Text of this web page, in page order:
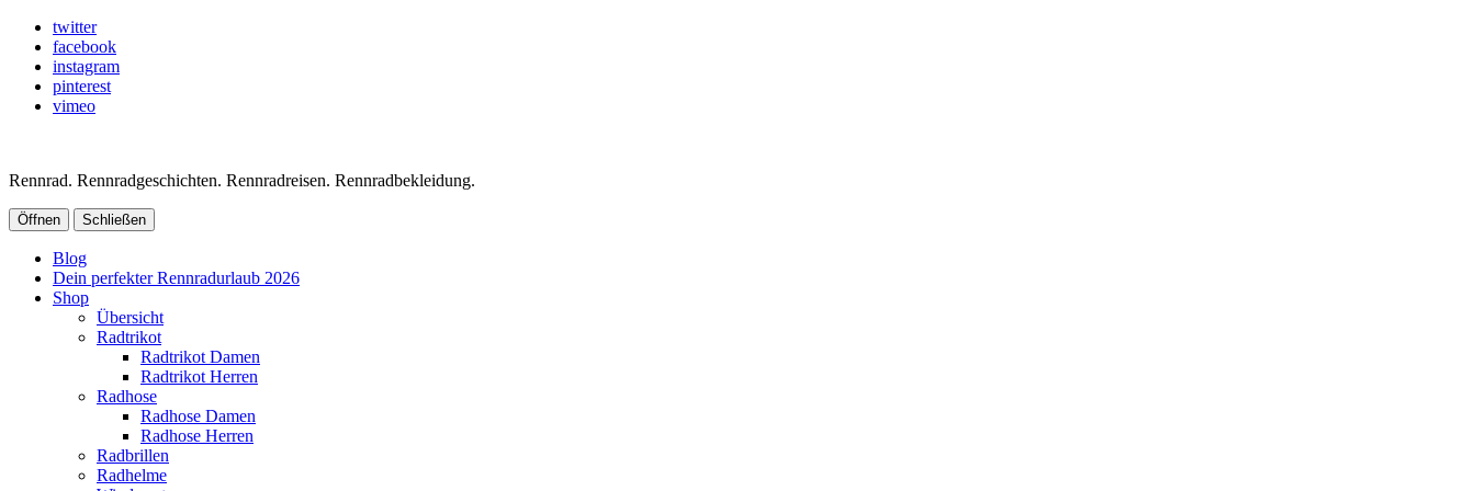
twitter
facebook
instagram
pinterest
vimeo
Rennrad. Rennradgeschichten. Rennradreisen. Rennradbekleidung.
Öffnen Schließen
Blog
Dein perfekter Rennradurlaub 2026
Shop
Übersicht
Radtrikot
Radtrikot Damen
Radtrikot Herren
Radhose
Radhose Damen
Radhose Herren
Radbrillen
Radhelme